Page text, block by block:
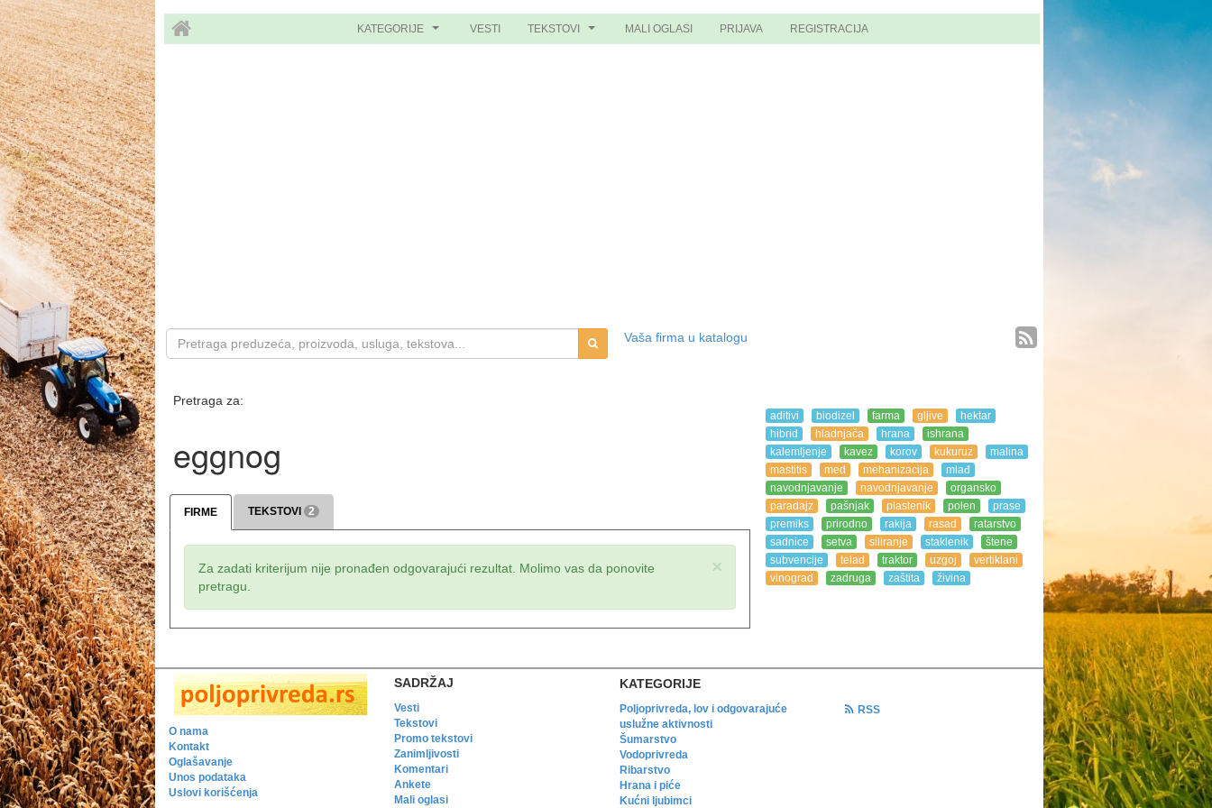
KATEGORIJE VESTI TEKSTOVI MALI OGLASI PRIJAVA REGISTRACIJA
Vaša firma u katalogu
Pretraga za:
eggnog
FIRME TEKSTOVI 2
×
Za zadati kriterijum nije pronađen odgovarajući rezultat. Molimo vas da ponovite
pretragu.
aditivi biodizel farma gljive
hektar
hibrid
hladnjača hrana
ishrana
kalemljenje
kavez korov kukuruz
malina
mastitis
med mehanizacija
mlađ
navodnjavanje
navodnjavanje
organsko
paradajz
pašnjak plastenik polen
prase
premiks
prirodno rakija rasad
ratarstvo
sadnice
setva siliranje staklenik
štene
subvencije
telad traktor uzgoj
vertiklani
vinograd
zadruga zaštita živina
O nama
Kontakt
Oglašavanje
Unos podataka
Uslovi korišćenja
SADRŽAJ
Vesti
Tekstovi
Promo tekstovi
Zanimljivosti
Komentari
Ankete
Mali oglasi
KATEGORIJE
Poljoprivreda, lov i odgovarajuće
uslužne aktivnosti
Šumarstvo
Vodoprivreda
Ribarstvo
Hrana i piće
Kućni ljubimci
RSS